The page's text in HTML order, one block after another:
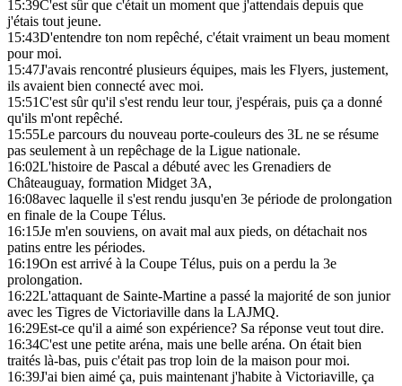
15:39C'est sûr que c'était un moment que j'attendais depuis que
j'étais tout jeune.
15:43D'entendre ton nom repêché, c'était vraiment un beau moment
pour moi.
15:47J'avais rencontré plusieurs équipes, mais les Flyers, justement,
ils avaient bien connecté avec moi.
15:51C'est sûr qu'il s'est rendu leur tour, j'espérais, puis ça a donné
qu'ils m'ont repêché.
15:55Le parcours du nouveau porte-couleurs des 3L ne se résume
pas seulement à un repêchage de la Ligue nationale.
16:02L'histoire de Pascal a débuté avec les Grenadiers de
Châteauguay, formation Midget 3A,
16:08avec laquelle il s'est rendu jusqu'en 3e période de prolongation
en finale de la Coupe Télus.
16:15Je m'en souviens, on avait mal aux pieds, on détachait nos
patins entre les périodes.
16:19On est arrivé à la Coupe Télus, puis on a perdu la 3e
prolongation.
16:22L'attaquant de Sainte-Martine a passé la majorité de son junior
avec les Tigres de Victoriaville dans la LAJMQ.
16:29Est-ce qu'il a aimé son expérience? Sa réponse veut tout dire.
16:34C'est une petite aréna, mais une belle aréna. On était bien
traités là-bas, puis c'était pas trop loin de la maison pour moi.
16:39J'ai bien aimé ça, puis maintenant j'habite à Victoriaville, ça